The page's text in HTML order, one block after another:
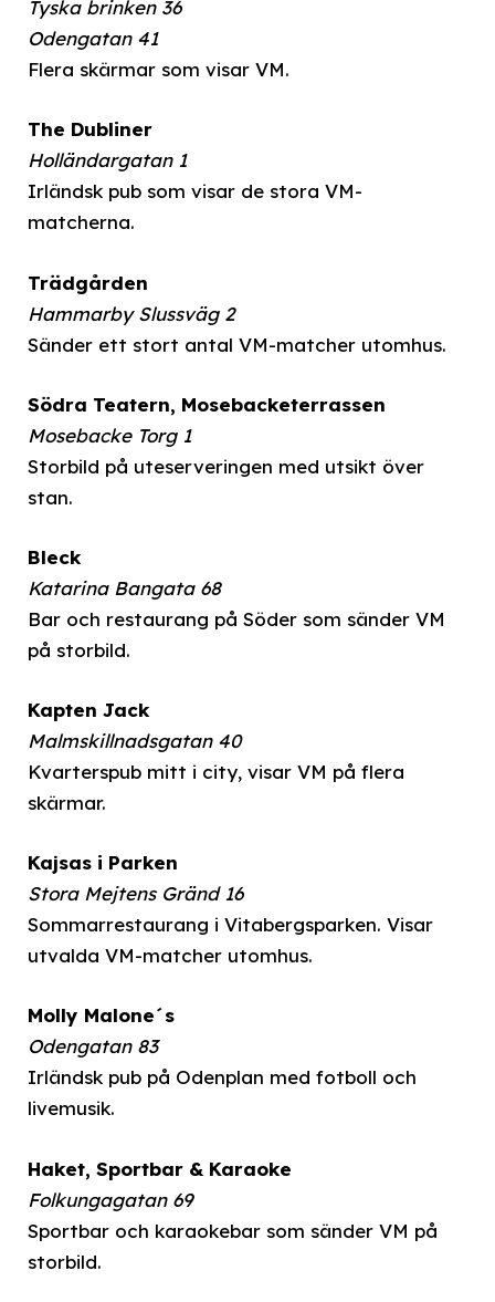
Tyska brinken 36
Odengatan 41
Flera skärmar som visar VM.
The Dubliner
Holländargatan 1
Irländsk pub som visar de stora VM-
matcherna.
Trädgården
Hammarby Slussväg 2
Sänder ett stort antal VM-matcher utomhus.
Södra Teatern, Mosebacketerrassen
Mosebacke Torg 1
Storbild på uteserveringen med utsikt över
stan.
Bleck
Katarina Bangata 68
Bar och restaurang på Söder som sänder VM
på storbild.
Kapten Jack
Malmskillnadsgatan 40
Kvarterspub mitt i city, visar VM på flera
skärmar.
Kajsas i Parken
Stora Mejtens Gränd 16
Sommarrestaurang i Vitabergsparken. Visar
utvalda VM-matcher utomhus.
Molly Malone´s
Odengatan 83
Irländsk pub på Odenplan med fotboll och
livemusik.
Haket, Sportbar & Karaoke
Folkungagatan 69
Sportbar och karaokebar som sänder VM på
storbild.